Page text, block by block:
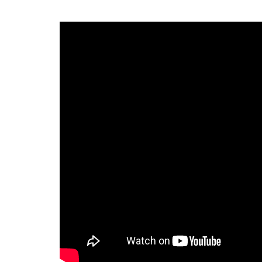
Luego de una extensa gira por Europa,